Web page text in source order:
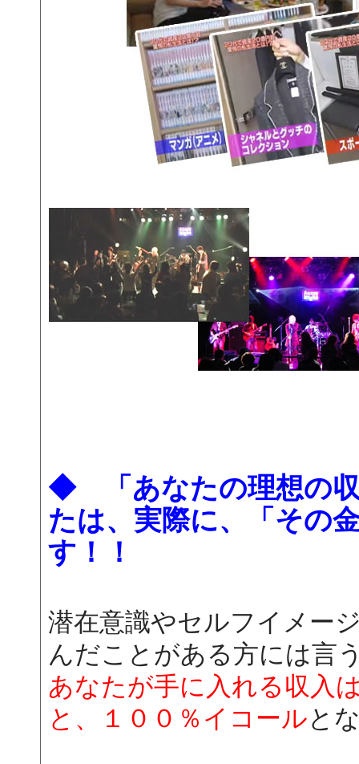
◆ 「あなたの理想の収
たは、実際に、「その
す！！
潜在意識やセルフイメー
んだことがある方には言
あなたが手に入れる収入
と、１００％イコールと